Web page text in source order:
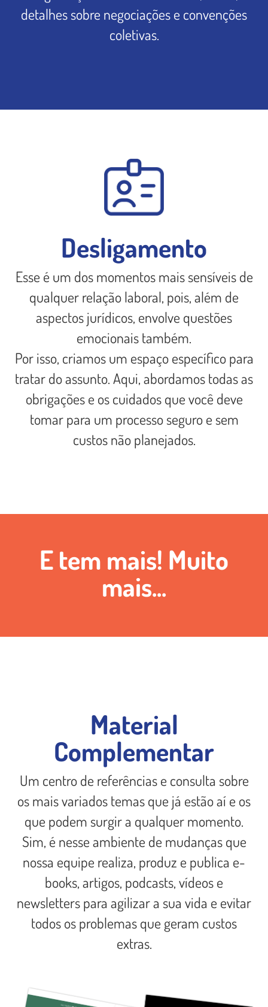
detalhes sobre negociações e convenções
coletivas.
Desligamento
Esse é um dos momentos mais sensíveis de
qualquer relação laboral, pois, além de
aspectos jurídicos, envolve questões
emocionais também.
Por isso, criamos um espaço específico para
tratar do assunto. Aqui, abordamos todas as
obrigações e os cuidados que você deve
tomar para um processo seguro e sem
custos não planejados.
E tem mais! Muito
mais...
Material
Complementar
Um centro de referências e consulta sobre
os mais variados temas que já estão aí e os
que podem surgir a qualquer momento.
Sim, é nesse ambiente de mudanças que
nossa equipe realiza, produz e publica e-
books, artigos, podcasts, vídeos e
newsletters para agilizar a sua vida e evitar
todos os problemas que geram custos
extras.